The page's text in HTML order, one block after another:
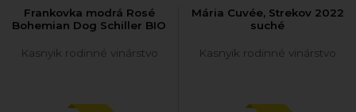
Frankovka modrá Rosé
Bohemian Dog Schiller BIO
Kasnyik rodinné vinárstvo
Mária Cuvée, Strekov 2022
suché
Kasnyik rodinné vinárstvo